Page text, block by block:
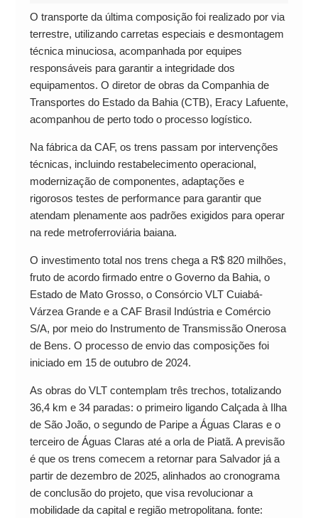
O transporte da última composição foi realizado por via
terrestre, utilizando carretas especiais e desmontagem
técnica minuciosa, acompanhada por equipes
responsáveis para garantir a integridade dos
equipamentos. O diretor de obras da Companhia de
Transportes do Estado da Bahia (CTB), Eracy Lafuente,
acompanhou de perto todo o processo logístico.
Na fábrica da CAF, os trens passam por intervenções
técnicas, incluindo restabelecimento operacional,
modernização de componentes, adaptações e
rigorosos testes de performance para garantir que
atendam plenamente aos padrões exigidos para operar
na rede metroferroviária baiana.
O investimento total nos trens chega a R$ 820 milhões,
fruto de acordo firmado entre o Governo da Bahia, o
Estado de Mato Grosso, o Consórcio VLT Cuiabá-
Várzea Grande e a CAF Brasil Indústria e Comércio
S/A, por meio do Instrumento de Transmissão Onerosa
de Bens. O processo de envio das composições foi
iniciado em 15 de outubro de 2024.
As obras do VLT contemplam três trechos, totalizando
36,4 km e 34 paradas: o primeiro ligando Calçada à Ilha
de São João, o segundo de Paripe a Águas Claras e o
terceiro de Águas Claras até a orla de Piatã. A previsão
é que os trens comecem a retornar para Salvador já a
partir de dezembro de 2025, alinhados ao cronograma
de conclusão do projeto, que visa revolucionar a
mobilidade da capital e região metropolitana. fonte: